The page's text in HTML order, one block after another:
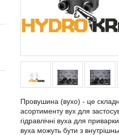
Провушина (вухо) - це
асортименту вух для
гідравлічні вуха для
вуха можуть бути з